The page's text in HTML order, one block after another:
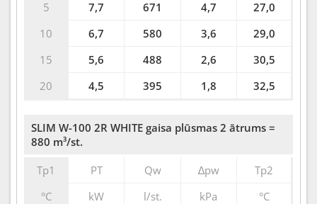
5
10
15
20
7,7
671 4,7
27,0
6,7
580 3,6
29,0
5,6
488 2,6
30,5
4,5
395 1,8 32,5
SLIM W-100 2R WHITE gaisa plūsmas 2 ātrums =
880 m³/st.
Tp1
°C
PT Qw ∆pw
Tp2
kW
l/st. kPa °C